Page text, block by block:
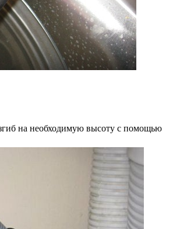
на необходимую высоту с помощью